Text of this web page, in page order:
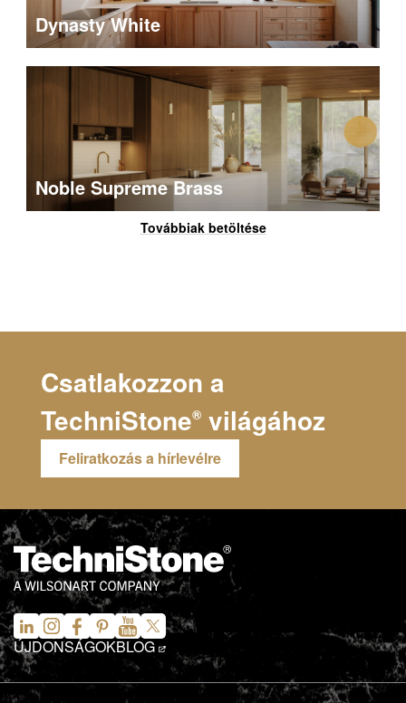
Dynasty White
Noble Supreme Brass
Továbbiak betöltése
Csatlakozzon a
TechniStone® világához
Feliratkozás a hírlevélre
ÚJDONSÁGOKBLOG